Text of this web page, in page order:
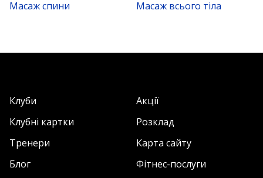
Масаж спини
Масаж всього тіла
Клуби
Акції
Клубні картки
Розклад
Тренери
Карта сайту
Блог
Фітнес-послуги